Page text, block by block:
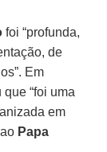
foi “profunda,
de
Em
“foi uma
em
Papa